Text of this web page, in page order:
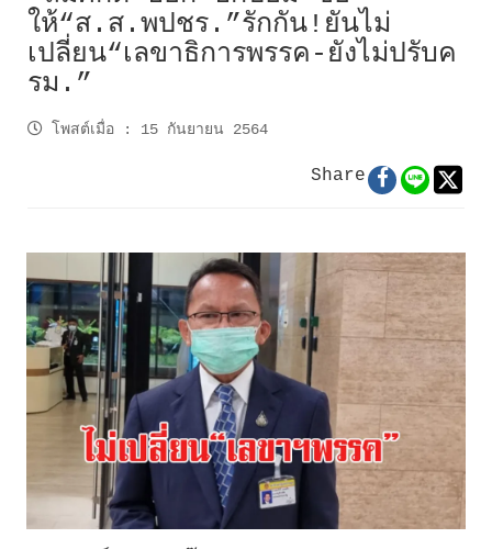
ให้“ส.ส.พปชร.”รักกัน!ยันไม่
เปลี่ยน“เลขาธิการพรรค-ยังไม่ปรับค
รม.”
โพสต์เมื่อ : 15 กันยายน 2564
Share